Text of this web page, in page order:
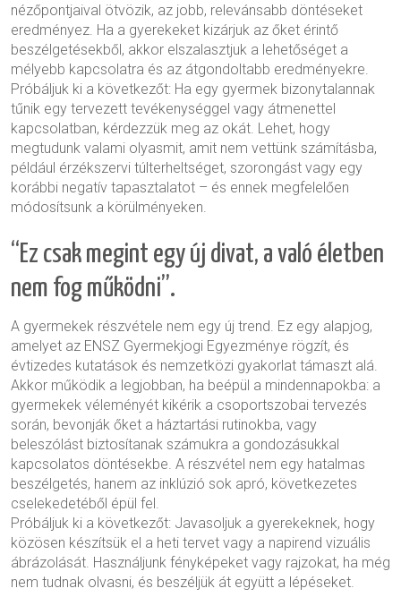
nézőpontjaival ötvözik, az jobb, relevánsabb döntéseket
eredményez. Ha a gyerekeket kizárjuk az őket érintő
beszélgetésekből, akkor elszalasztjuk a lehetőséget a
mélyebb kapcsolatra és az átgondoltabb eredményekre.
Próbáljuk ki a következőt: Ha egy gyermek bizonytalannak
tűnik egy tervezett tevékenységgel vagy átmenettel
kapcsolatban, kérdezzük meg az okát. Lehet, hogy
megtudunk valami olyasmit, amit nem vettünk számításba,
például érzékszervi túlterheltséget, szorongást vagy egy
korábbi negatív tapasztalatot – és ennek megfelelően
módosítsunk a körülményeken.
“Ez csak megint egy új divat, a való életben
nem fog működni”.
A gyermekek részvétele nem egy új trend. Ez egy alapjog,
amelyet az ENSZ Gyermekjogi Egyezménye rögzít, és
évtizedes kutatások és nemzetközi gyakorlat támaszt alá.
Akkor működik a legjobban, ha beépül a mindennapokba: a
gyermekek véleményét kikérik a csoportszobai tervezés
során, bevonják őket a háztartási rutinokba, vagy
beleszólást biztosítanak számukra a gondozásukkal
kapcsolatos döntésekbe. A részvétel nem egy hatalmas
beszélgetés, hanem az inklúzió sok apró, következetes
cselekedetéből épül fel.
Próbáljuk ki a következőt: Javasoljuk a gyerekeknek, hogy
közösen készítsük el a heti tervet vagy a napirend vizuális
ábrázolását. Használjunk fényképeket vagy rajzokat, ha még
nem tudnak olvasni, és beszéljük át együtt a lépéseket.